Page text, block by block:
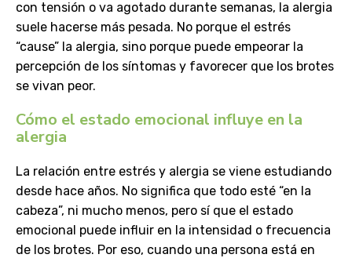
con tensión o va agotado durante semanas, la alergia
suele hacerse más pesada. No porque el estrés
“cause” la alergia, sino porque puede empeorar la
percepción de los síntomas y favorecer que los brotes
se vivan peor.
Cómo el estado emocional influye en la
alergia
La relación entre estrés y alergia se viene estudiando
desde hace años. No significa que todo esté “en la
cabeza”, ni mucho menos, pero sí que el estado
emocional puede influir en la intensidad o frecuencia
de los brotes. Por eso, cuando una persona está en